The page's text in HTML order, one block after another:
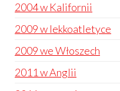
2004 w Kalifornii
2009 w lekkoatletyce
2009 we Włoszech
2011 w Anglii